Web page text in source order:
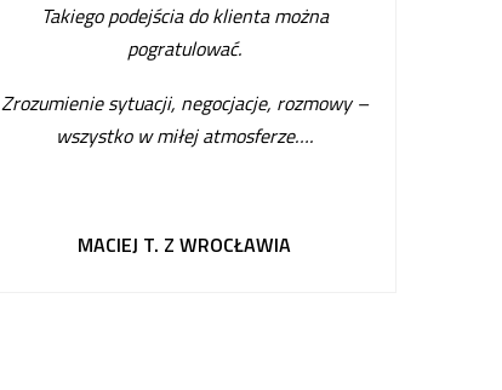
Takiego podejścia do klienta można
pogratulować.
Zrozumienie sytuacji, negocjacje, rozmowy –
wszystko w miłej atmosferze….
MACIEJ T. Z WROCŁAWIA